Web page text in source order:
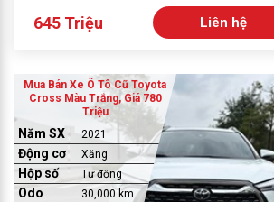
645 Triệu Liên hệ
Mua Bán Xe Ô Tô Cũ Toyota
Cross Màu Trắng, Giá 780
Triệu
Năm SX 2021
Động cơ Xăng
Hộp số Tự động
Odo 30,000 km